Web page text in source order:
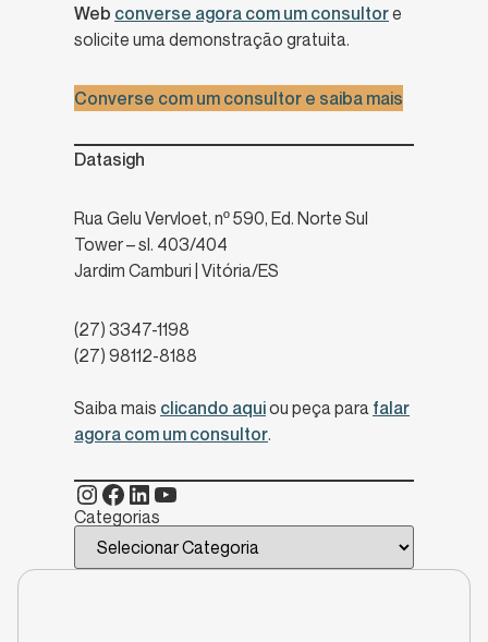
Web converse agora com um consultore
solicite uma demonstração gratuita.
Converse com um consultor e saiba mais
Datasigh
Rua Gelu Vervloet, nº 590, Ed. Norte Sul
Tower – sl. 403/404
Jardim Camburi | Vitória/ES
(27) 3347-1198
(27) 98112-8188
Saiba mais clicando aquiou peça para falar
agora com um consultor.
Categorias